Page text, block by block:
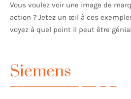
Vous voulez voir une image de
action ? Jetez un œil à ces
voyez à quel point il peut être
Siemens